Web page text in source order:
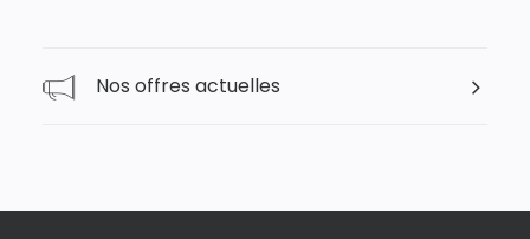
Nos offres actuelles